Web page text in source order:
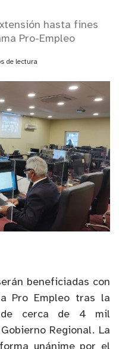
hasta fines
Pro-Empleo
de lectura
beneficiadas con
Pro Empleo tras la
de cerca de 4 mil
Regional. La